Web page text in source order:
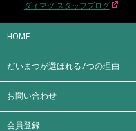
ダイマツ スタッフブログ
HOME
だいまつが選ばれる7つの理由
お問い合わせ
会員登録